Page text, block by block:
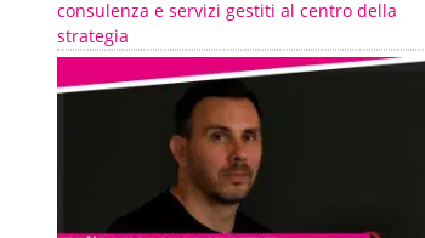
consulenza e servizi gestiti al centro della
strategia